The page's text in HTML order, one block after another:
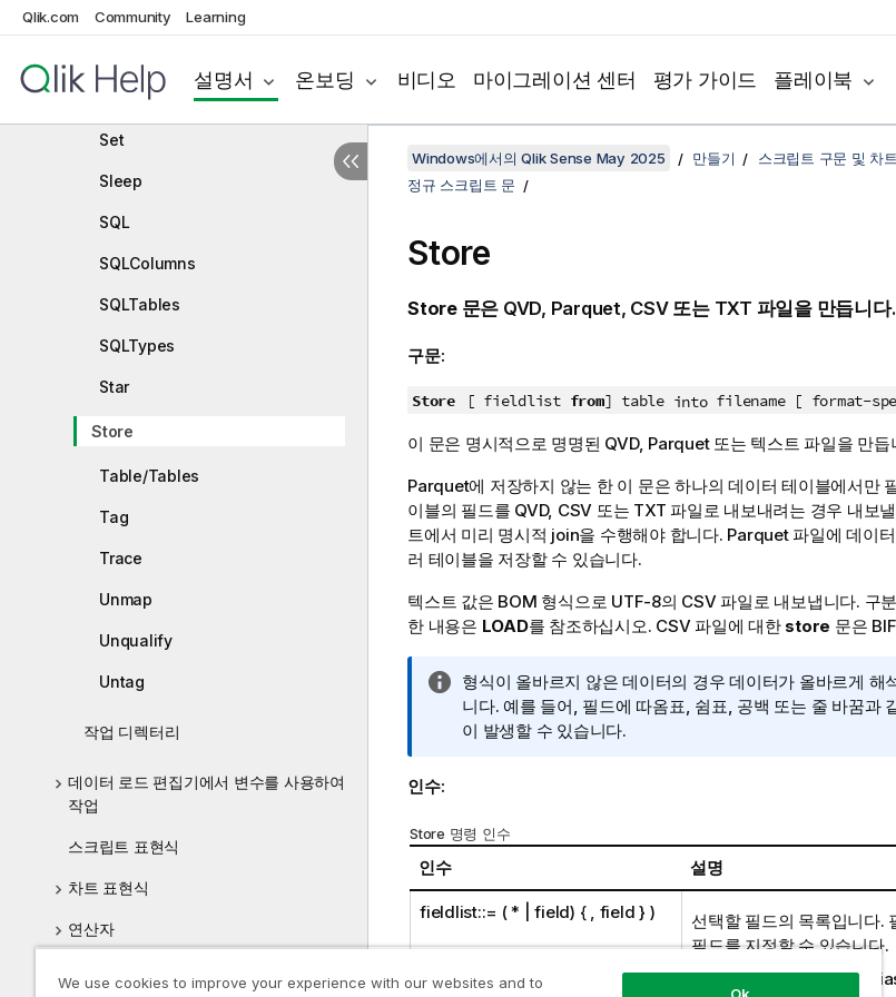
Qlik.com Community Learning
설명서 온보딩 비디오 마이그레이션 센터 평가 가이드 플레이북
Search
Select
Set
Sleep
SQL
SQLColumns
SQLTables
SQLTypes
Star
Store
Table/Tables
Tag
Trace
Unmap
Unqualify
Untag
작업 디렉터리
데이터 로드 편집기에서 변수를 사용하여
작업
스크립트 표현식
차트 표현식
연산자
Windows에서의 Qlik Sense May 2025 만들기 스크립트 구문 및 차
정규 스크립트 문
Store
Store문은 QVD, Parquet, CSV또는 TXT 파일을 만듭니다.
구문:
Store [ fieldlist from] table intofilename [ format-
이 문은 명시적으로 명명된 QVD, Parquet또는 텍스트 파일을 만듭
Parquet에 저장하지 않는 한 이 문은 하나의 데이터 테이블에서만
이블의 필드를 QVD, CSV 또는 TXT 파일로 내보내려는 경우 내보
트에서 미리 명시적 join을 수행해야 합니다. Parquet파일에 데이
러 테이블을 저장할 수 있습니다.
텍스트 값은 BOM 형식으로 UTF-8의 CSV파일로 내보냅니다. 구
한 내용은 LOAD를 참조하십시오. CSV파일에 대한 store 문은
정
보
메
형식이 올바르지 않은 데이터의 경우 데이터가 올바르게 해
니다. 예를 들어, 필드에 따옴표, 쉼표, 공백 또는 줄 바꿈과
이 발생할 수 있습니다.
인수:
Store 명령 인수
인수 설명
fieldlist::= (* | field) { , field } )
선택할 필드의 목록입니다.
필드를 지정할 수 있습니다.
field::= fieldname [as
We use cookies to improve your experience with our websites and to